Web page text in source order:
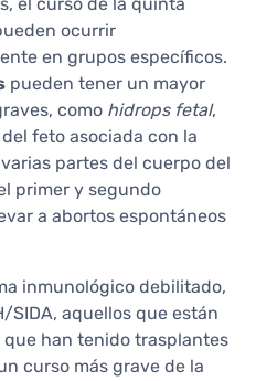
ocurrir
en grupos específicos.
pueden tener un mayor
como hidrops fetal,
feto asociada con la
partes del cuerpo del
primer y segundo
a abortos espontáneos
inmunológico debilitado,
SIDA, aquellos que están
han tenido trasplantes
curso más grave de la